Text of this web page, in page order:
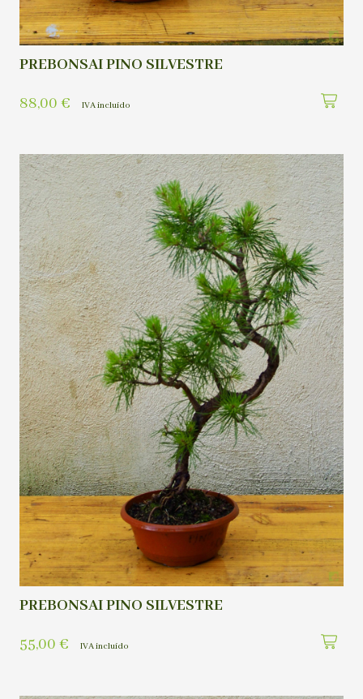
PREBONSAI PINO SILVESTRE
88,00 € IVA incluído
PREBONSAI PINO SILVESTRE
55,00 € IVA incluído